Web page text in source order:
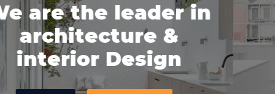
We are the leader in
architecture &
interior Design